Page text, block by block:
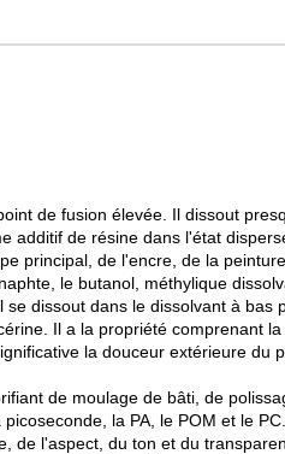
de fusion élevée. Il dissout
additif de résine dans l'état
principal, de l'encre, de la
le butanol, méthylique
dissout dans le dissolvant à bas
Il a la propriété comprenant
la douceur extérieure du
de moulage de bâti, de
la PA, le POM et le
de l'aspect, du ton et du